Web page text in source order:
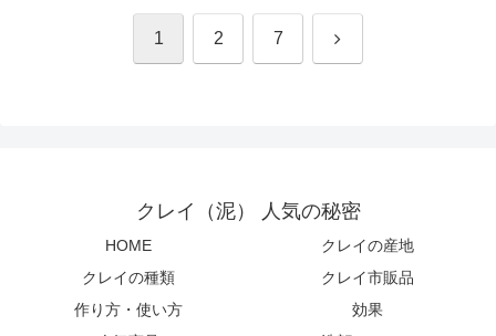
1 2 7 次
クレイ（泥） 人気の秘密
HOME
クレイの産地
クレイの種類
クレイ市販品
作り方・使い方
効果